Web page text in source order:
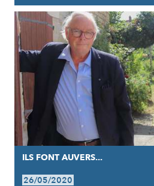
ILS FONT AUVERS...
26/05/2020